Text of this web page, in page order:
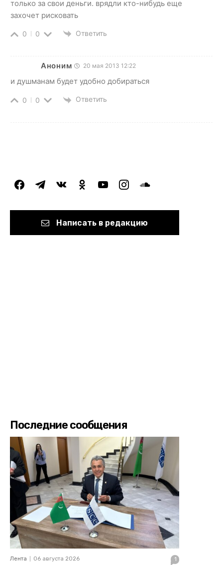
только за свои деньги. врядли кто-нибудь еще
захочет рисковать
0 0 Ответить
Аноним 20 мая 2013 12:22
и душманам будет удобно добираться
0 0 Ответить
facebooktelegramvkontakteodnoklassniki
youtubeinstagramsoundcloud
Написать в редакцию
Последние сообщения
Лента 06 августа 2026 1